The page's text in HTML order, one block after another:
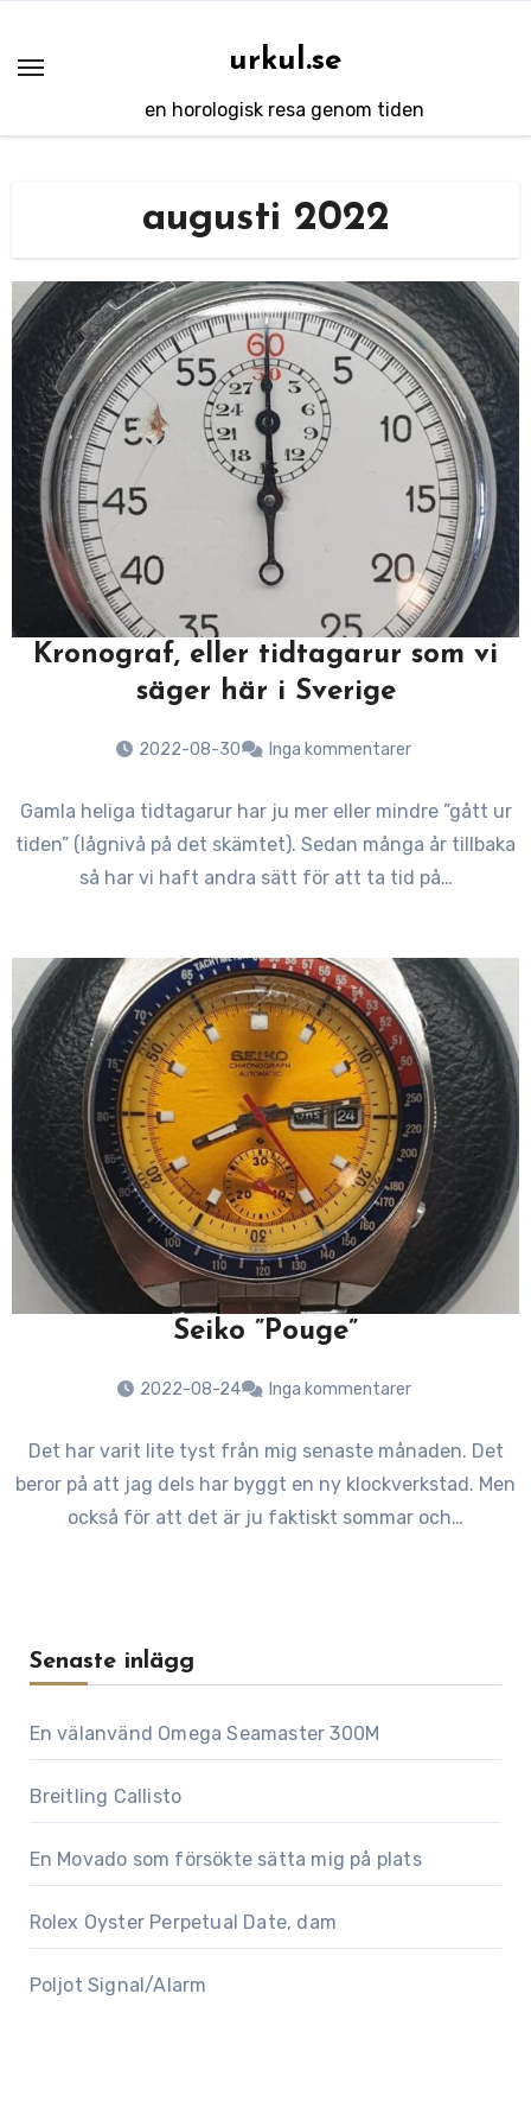
innehåll
urkul.se
en horologisk resa genom tiden
augusti 2022
Kronograf, eller tidtagarur som vi
säger här i Sverige
2022-08-30 Inga kommentarer
Gamla heliga tidtagarur har ju mer eller mindre ”gått ur
tiden” (lågnivå på det skämtet). Sedan många år tillbaka
så har vi haft andra sätt för att ta tid på…
Seiko ”Pouge”
2022-08-24 Inga kommentarer
Det har varit lite tyst från mig senaste månaden. Det
beror på att jag dels har byggt en ny klockverkstad. Men
också för att det är ju faktiskt sommar och…
Senaste inlägg
En välanvänd Omega Seamaster 300M
Breitling Callisto
En Movado som försökte sätta mig på plats
Rolex Oyster Perpetual Date, dam
Poljot Signal/Alarm